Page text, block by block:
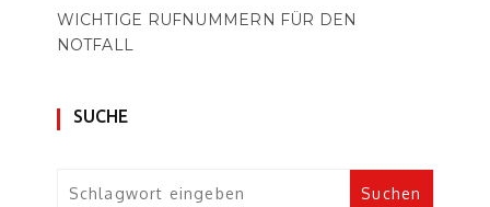
WICHTIGE RUFNUMMERN FÜR DEN
NOTFALL
SUCHE